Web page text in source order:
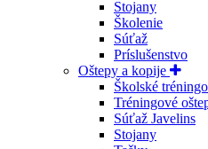
Stojany
Školenie
Súťaž
Príslušenstvo
Oštepy a kopije
Školské
Tréningové
Súťaž Javelins
Stojany